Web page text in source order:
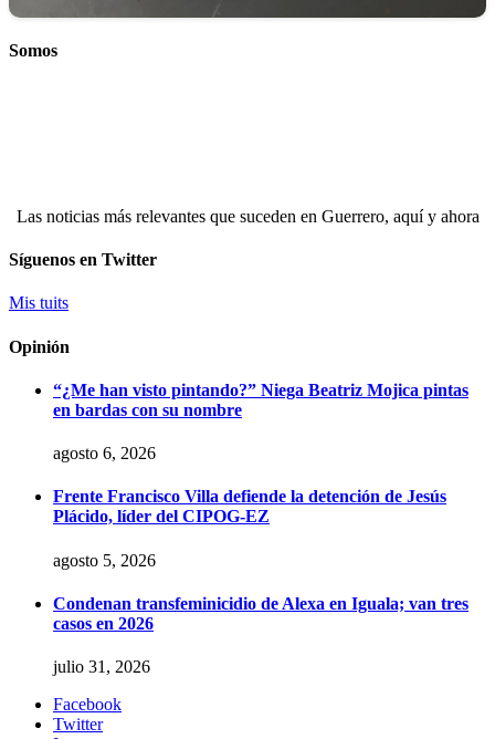
Somos
Las noticias más relevantes que suceden en Guerrero, aquí y ahora
Síguenos en Twitter
Mis tuits
Opinión
“¿Me han visto pintando?” Niega Beatriz Mojica pintas
en bardas con su nombre
agosto 6, 2026
Frente Francisco Villa defiende la detención de Jesús
Plácido, líder del CIPOG-EZ
agosto 5, 2026
Condenan transfeminicidio de Alexa en Iguala; van tres
casos en 2026
julio 31, 2026
Facebook
Twitter